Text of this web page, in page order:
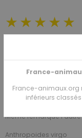
★★★★★
1vote. Moyenne5sur 5.
Commentaires
Le 17/09/
Meme remarque
Anthropoides virgo
France-
France-animaux.org
inférieurs